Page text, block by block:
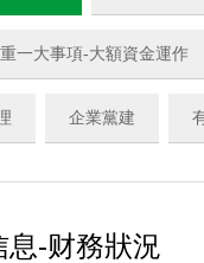
一大事項-大額資金運作
企業黨建
息-财務狀況